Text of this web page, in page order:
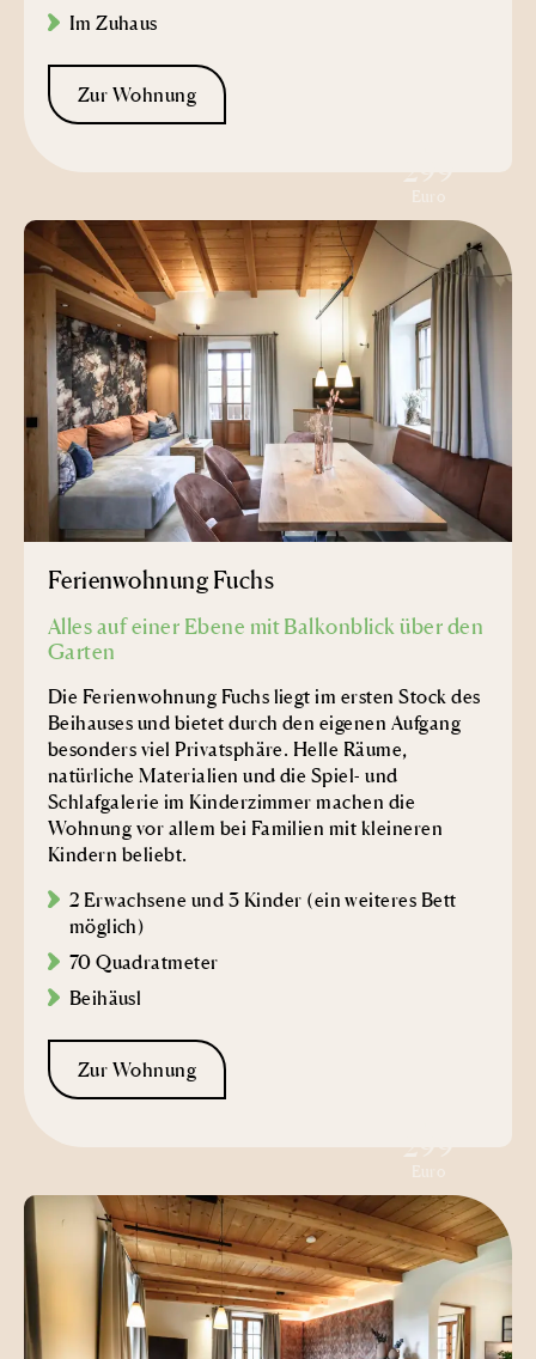
Im Zuhaus
Zur Wohnung
Ferienwohnung Fuchs
Alles auf einer Ebene mit Balkonblick über den
Garten
Die Ferienwohnung Fuchs liegt im ersten Stock des
Beihauses und bietet durch den eigenen Aufgang
besonders viel Privatsphäre. Helle Räume,
natürliche Materialien und die Spiel- und
Schlafgalerie im Kinderzimmer machen die
Wohnung vor allem bei Familien mit kleineren
Kindern beliebt.
2 Erwachsene und 3 Kinder (ein weiteres Bett
möglich)
70 Quadratmeter
Beihäusl
Zur Wohnung